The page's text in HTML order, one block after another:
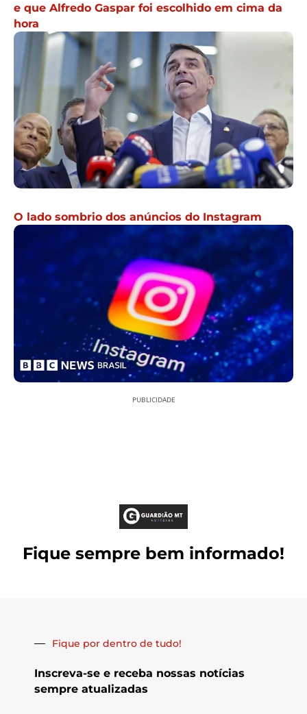
e que Alfredo Gaspar foi escolhido em cima da
hora
O lado sombrio dos anúncios do Instagram
PUBLICIDADE
Fique sempre bem informado!
Fique por dentro de tudo!
Inscreva-se e receba nossas notícias
sempre atualizadas